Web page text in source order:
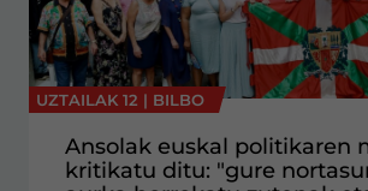
UZTAILAK 12 | BILBO
Ansolak euskal politikaren
kritikatu ditu: "gure